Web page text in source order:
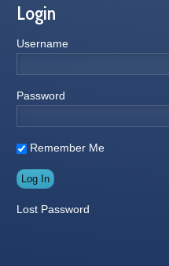
Login
Username
Password
Remember Me
Lost Password